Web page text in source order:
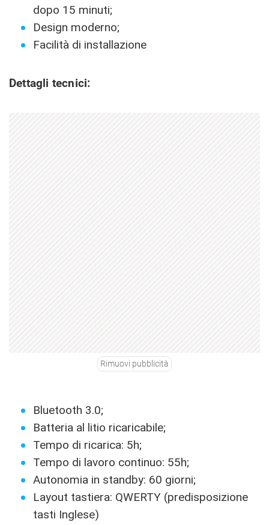
dopo 15 minuti;
Design moderno;
Facilità di installazione
Dettagli tecnici:
Rimuovi pubblicità
Bluetooth 3.0;
Batteria al litio ricaricabile;
Tempo di ricarica: 5h;
Tempo di lavoro continuo: 55h;
Autonomia in standby: 60 giorni;
Layout tastiera: QWERTY (predisposizione
tasti Inglese)